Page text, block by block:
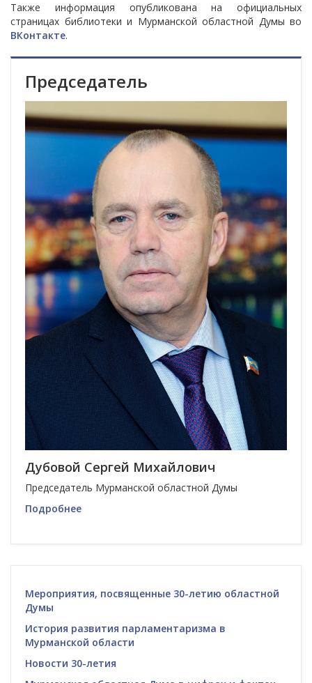
Также информация опубликована на официальных
страницах библиотеки и Мурманской областной Думы во
ВКонтакте.
Председатель
Дубовой Сергей Михайлович
Председатель Мурманской областной Думы
Подробнее
Мероприятия, посвященные 30-летию областной
Думы
История развития парламентаризма в
Мурманской области
Новости 30-летия